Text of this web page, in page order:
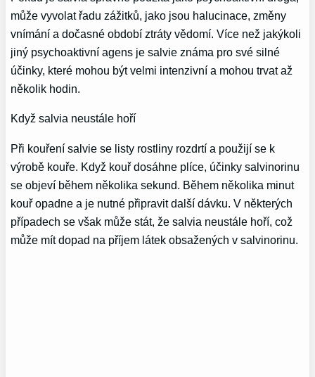
může vyvolat řadu zážitků, jako jsou halucinace, změny
vnímání a dočasné období ztráty vědomí. Více než jakýkoli
jiný psychoaktivní agens je salvie známa pro své silné
účinky, které mohou být velmi intenzivní a mohou trvat až
několik hodin.
Když salvia neustále hoří
Při kouření salvie se listy rostliny rozdrtí a použijí se k
výrobě kouře. Když kouř dosáhne plíce, účinky salvinorinu
se objeví během několika sekund. Během několika minut
kouř opadne a je nutné připravit další dávku. V některých
případech se však může stát, že salvia neustále hoří, což
může mít dopad na příjem látek obsažených v salvinorinu.